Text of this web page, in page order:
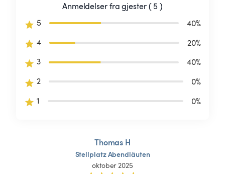
Anmeldelser fra gjester ( 5 )
5
40%
4
20%
3
40%
2
0%
1
0%
Thomas H
StellplatzAbendläuten
oktober 2025